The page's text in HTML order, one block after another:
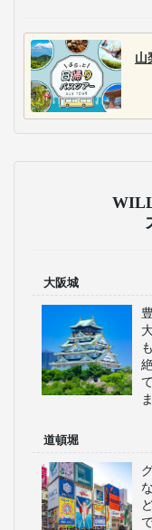
山
大阪城
道頓堀